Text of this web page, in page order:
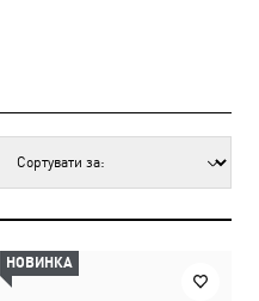
НОВИНКА